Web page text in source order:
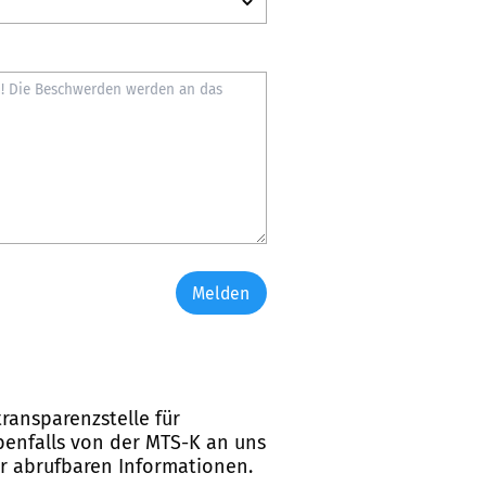
Melden
für
von der MTS-K an uns
abrufbaren Informationen.